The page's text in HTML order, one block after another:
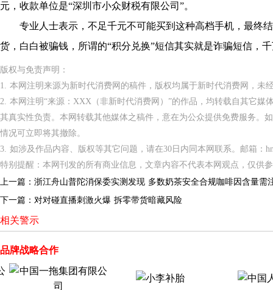
元，收款单位是“深圳市小众财税有限公司”。
专业人士表示，不足千元不可能买到这种高档手机，最终结
货，白白被骗钱，所谓的“积分兑换”短信其实就是诈骗短信，
版权与免责声明：
1. 本网注明来源为新时代消费网的稿件，版权均属于新时代消费网，未
2. 本网注明“来源：XXX（非新时代消费网）”的作品，均转载自其它
其真实性负责。本网转载其他媒体之稿件，意在为公众提供免费服务。
情况可立即将其撤除。
3. 如涉及作品内容、版权等其它问题，请在30日内同本网联系。邮箱：
特别提醒：本网刊发的所有商业信息，文章内容不代表本网观点，仅供
上一篇： 浙江舟山普陀消保委实测发现 多数奶茶安全合规咖啡因含量需
下一篇： 对对碰直播刺激火爆 拆零带货暗藏风险
相关警示
品牌战略合作